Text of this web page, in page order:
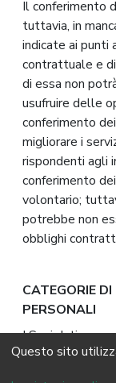
Il conferimento
tuttavia, in
indicate ai punti
contrattuale e
di essa non
usufruire delle
conferimento
migliorare i
rispondenti agli
conferimento
volontario;
potrebbe non
obblighi
CATEGORIE
PERSONALI
I Suoi dati non
essere
sopra, alle
Questo sito